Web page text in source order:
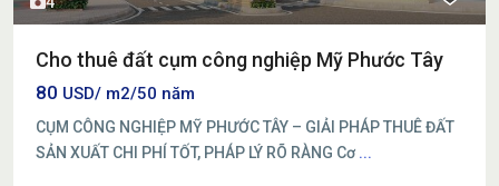
Cho thuê đất cụm công nghiệp Mỹ Phước Tây
80 USD/ m2/50 năm
CỤM CÔNG NGHIỆP MỸ PHƯỚC TÂY – GIẢI PHÁP THUÊ ĐẤT
SẢN XUẤT CHI PHÍ TỐT, PHÁP LÝ RÕ RÀNG Cơ ...